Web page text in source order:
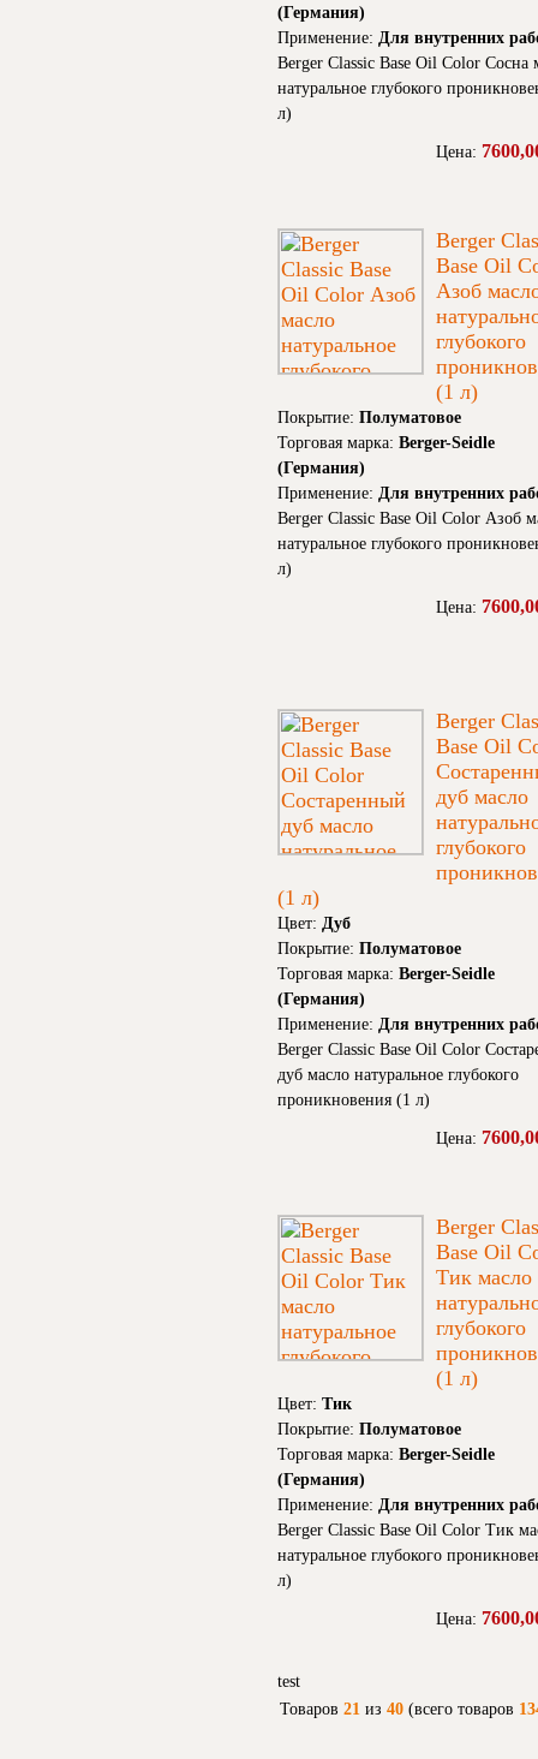
(Германия)
Применение: Для внутренних
Berger Classic Base Oil Color Сосна
натуральное глубокого
л)
Цена:
Berger
Base Oil
Азоб
глубокого
(1 л)
Покрытие: Полуматовое
Торговая марка: Berger-Seidle
(Германия)
Применение: Для внутренних
Berger Classic Base Oil Color Азоб
натуральное глубокого
л)
Цена:
Berger
Base Oil
дуб масло
глубокого
(1 л)
Цвет: Дуб
Покрытие: Полуматовое
Торговая марка: Berger-Seidle
(Германия)
Применение: Для внутренних
Berger Classic Base Oil Color
дуб масло натуральное глубокого
проникновения (1 л)
Цена:
Berger
Base Oil
Тик масло
глубокого
(1 л)
Цвет: Тик
Покрытие: Полуматовое
Торговая марка: Berger-Seidle
(Германия)
Применение: Для внутренних
Berger Classic Base Oil Color Тик
натуральное глубокого
л)
Цена:
test
Товаров 21 из 40 (всего товаров